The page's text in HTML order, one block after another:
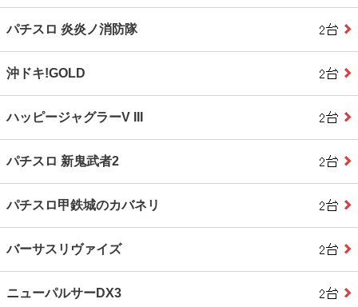
パチスロ 炎炎ノ消防隊
沖ドキ!GOLD
ハッピージャグラーV III
パチスロ 新鬼武者2
パチスロ甲鉄城のカバネリ
バーサスリヴァイズ
ニューパルサーDX3